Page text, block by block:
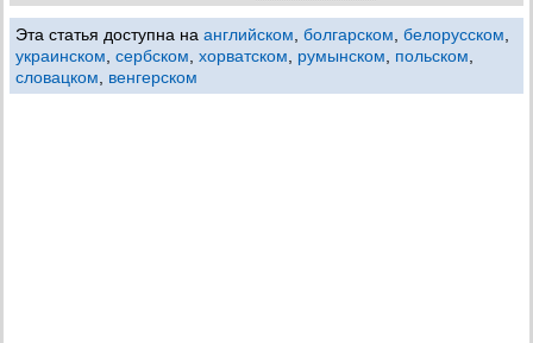
Эта статья доступна на английском болгарском белорусском
украинском сербском хорватском румынском польском
словацком
венгерском